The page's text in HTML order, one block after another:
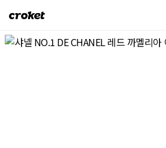
크
켓